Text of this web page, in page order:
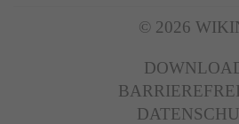
© 2026